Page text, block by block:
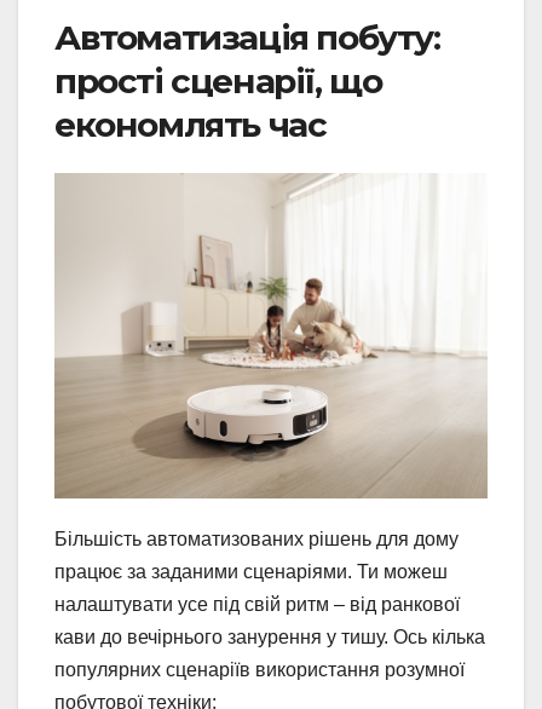
Автоматизація побуту:
прості сценарії, що
економлять час
Більшість автоматизованих рішень для дому
працює за заданими сценаріями. Ти можеш
налаштувати усе під свій ритм – від ранкової
кави до вечірнього занурення у тишу. Ось кілька
популярних сценаріїв використання розумної
побутової техніки: